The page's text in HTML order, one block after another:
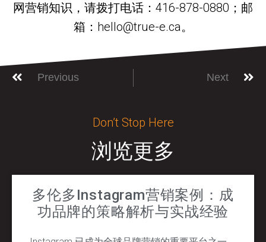
网营销知识，请拨打电话：416-878-0880；邮
箱：hello@true-e.ca。
Previous Next
Don’t Stop Here
浏览更多
多伦多Instagram营销案例：成
功品牌的策略解析与实战经验